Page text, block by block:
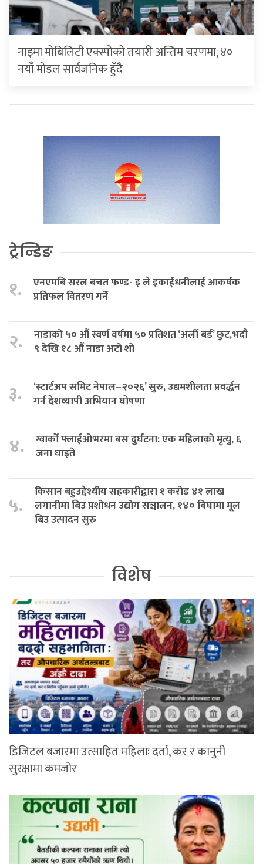
नाइमा मोबिलिटी एक्स्पोको तयारी अन्तिम चरणमा, ४०
नयाँ मोडल सार्वजनिक हुँदै
ट्रेन्डिङ
१.
एनएमबि सरल बचत फण्ड- इ ले इकाईधनीलाई आकर्षक
प्रतिफल वितरण गर्ने
२.
नाडाको ५० औँ स्वर्ण वर्षमा ५० प्रतिशत ‘अर्ली बर्ड’ छुट,भदौ
९ देखि १८ औँ नाडा अटो शो
३.
‘स्टार्टअप समिट नेपाल–२०२६’ सुरु, उद्यमशीलता प्रवर्द्धन
गर्न देशव्यापी अभियान घोषणा
४.
ग्वार्को फ्लाईओभरमा बस दुर्घटना: एक महिलाको मृत्यु, ६
जना घाइते
५.
किसान बहुउद्देश्यीय सहकारीद्वारा १ करोड ४१ लाख
लगानीमा बिउ प्रशोधन उद्योग सञ्चालन, १४० बिघामा मूल
बिउ उत्पादन सुरु
विशेष
डिजिटल बजारमा उत्साहित महिलाः दर्ता, कर र कानुनी
सुरक्षामा कमजोर